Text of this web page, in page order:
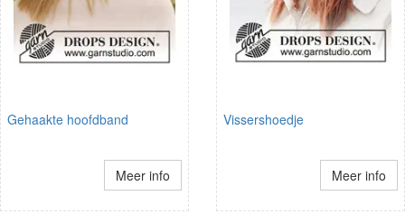
Gehaakte hoofdband
Meer info
Vissershoedje
Meer info